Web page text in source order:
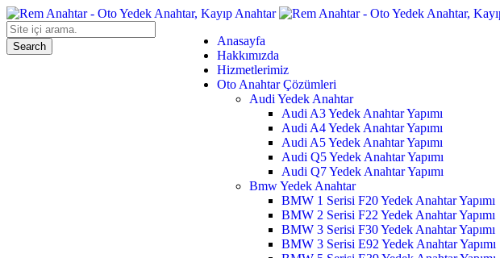
Anasayfa
Hakkımızda
Hizmetlerimiz
Oto Anahtar Çözümleri
Audi Yedek Anahtar
Audi A3 Yedek Anahtar Yapımı
Audi A4 Yedek Anahtar Yapımı
Audi A5 Yedek Anahtar Yapımı
Audi Q5 Yedek Anahtar Yapımı
Audi Q7 Yedek Anahtar Yapımı
Bmw Yedek Anahtar
BMW 1 Serisi F20 Yedek Anahtar Yapımı
BMW 2 Serisi F22 Yedek Anahtar Yapımı
BMW 3 Serisi F30 Yedek Anahtar Yapımı
BMW 3 Serisi E92 Yedek Anahtar Yapımı